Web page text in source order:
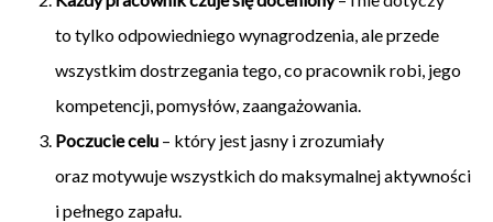
to tylko odpowiedniego wynagrodzenia, ale przede
wszystkim dostrzegania tego, co pracownik robi, jego
kompetencji, pomysłów, zaangażowania.
Poczucie celu – który jest jasny i zrozumiały
oraz motywuje wszystkich do maksymalnej aktywności
i pełnego zapału.